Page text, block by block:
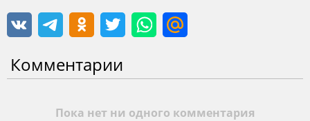
Комментарии
Пока нет ни одного комментария